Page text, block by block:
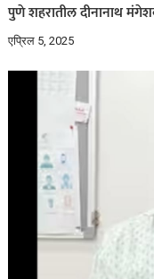
पुणे शहरातील दीनानाथ
एप्रिल 5, 2025